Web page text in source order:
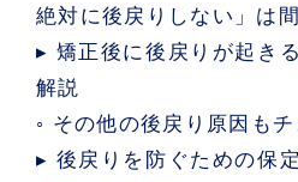
絶対に後戻りしない」は
▸ 矯正後に後戻りが起き
解説
◦ その他の後戻り原因もチ
▸ 後戻りを防ぐための保